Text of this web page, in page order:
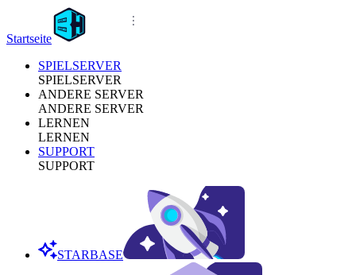
Startseite
SPIELSERVER
SPIELSERVER
ANDERE SERVER
ANDERE SERVER
LERNEN
LERNEN
SUPPORT
SUPPORT
STARBASE